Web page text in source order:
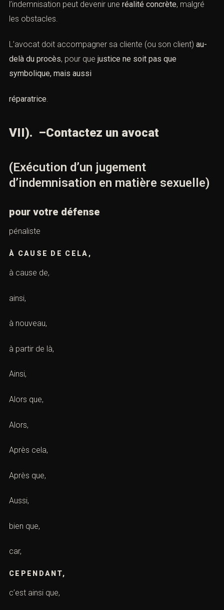
l’indemnisation peut devenir une réalité concrète, malgré
les obstacles.
L’avocat doit accompagner sa cliente (ou son client) au-
delà du procès, pour que justice ne soit pas que
symbolique, mais aussi
réparatrice
VII). –Contactez un avocat
(Exécution d’un jugement
d’indemnisation en matière sexuelle)
pour votre défense
pénaliste
À CAUSE DE CELA,
à cause de,
ainsi,
à nouveau,
à partir de là,
Ainsi,
Alors que,
Alors,
Après cela,
Après que,
Aussi,
bien que,
car,
CEPENDANT,
c’est ainsi que,